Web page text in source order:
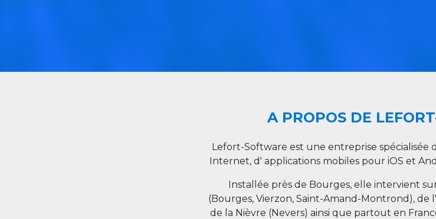
A PROPOS DE
Lefort-Software est une entreprise spécialisée
Internet, d' applications mobiles pour iOS et
Installée près de Bourges, elle intervient
(Bourges, Vierzon, Saint-Amand-Montrond),
de la Nièvre (Nevers) ainsi que partout en